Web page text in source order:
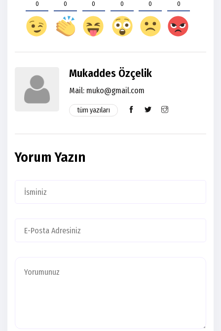
0 0 0 0 0 0
Mukaddes Özçelik
Mail: muko@gmail.com
tüm yazıları
Yorum Yazın